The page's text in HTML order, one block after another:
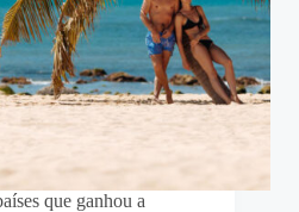
que ganhou a